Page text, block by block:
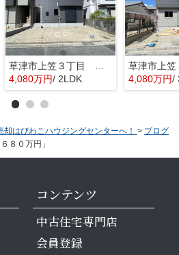
4,080万円/ 2LDK 4,080万円/
はびわこハウジングセンターへ！ > ブログ
８０万円」
コンテンツ
中古住宅専門店
会員登録